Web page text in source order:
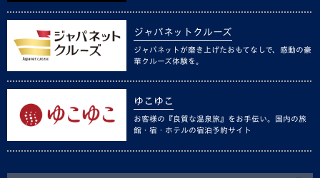
ジャパネットクルーズ
ジャパネットが磨き上げたおもてなしで、感動の豪
華クルーズ体験を。
ゆこゆこ
お客様の『良質な温泉旅』をお手伝い。国内の旅
館・宿・ホテルの宿泊予約サイト